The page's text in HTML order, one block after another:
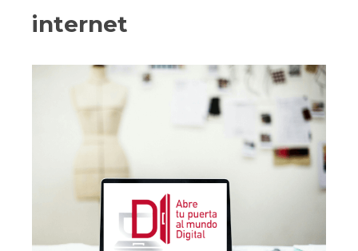
internet